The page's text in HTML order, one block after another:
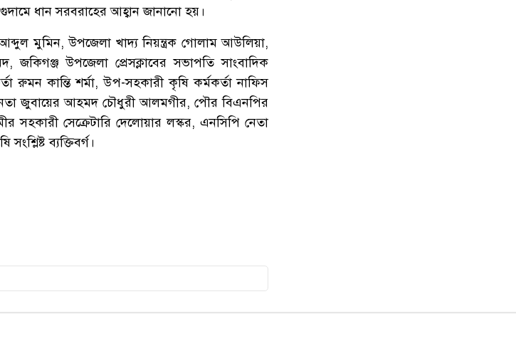
ধান সরবরাহের আহ্বান জানানো হয়।
মুমিন, উপজেলা খাদ্য নিয়ন্ত্রক গোলাম আউলিয়া,
জকিগঞ্জ উপজেলা প্রেসক্লাবের সভাপতি সাংবাদিক
রুমন কান্তি শর্মা, উপ-সহকারী কৃষি কর্মকর্তা নাফিস
জুবায়ের আহমদ চৌধুরী আলমগীর, পৌর বিএনপির
সেক্রেটারি দেলোয়ার লস্কর, এনসিপি নেতা
ব্যক্তিবর্গ।
১৬